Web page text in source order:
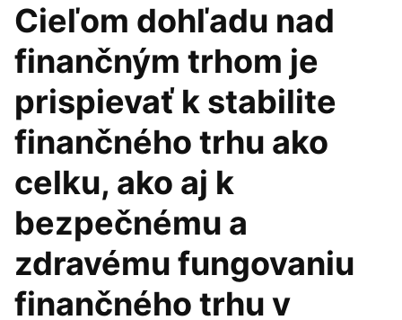
Cieľom dohľadu nad
finančným trhom je
prispievať k stabilite
finančného trhu ako
celku, ako aj k
bezpečnému a
zdravému fungovaniu
finančného trhu v